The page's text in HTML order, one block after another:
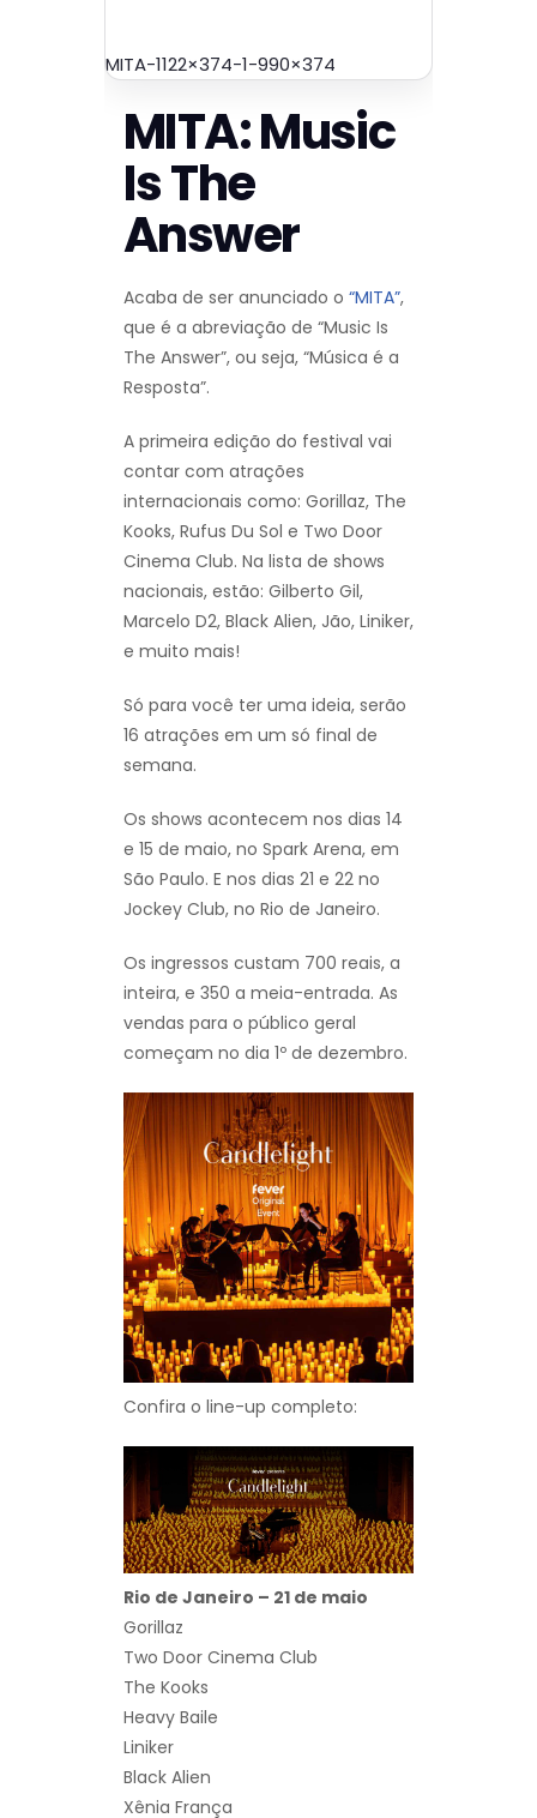
MITA-1122×374-1-990×374
MITA: Music
Is The
Answer
Acaba de ser anunciado o “MITA”,
que é a abreviação de “Music Is
The Answer”, ou seja, “Música é a
Resposta”.
A primeira edição do festival vai
contar com atrações
internacionais como: Gorillaz, The
Kooks, Rufus Du Sol e Two Door
Cinema Club. Na lista de shows
nacionais, estão: Gilberto Gil,
Marcelo D2, Black Alien, Jão, Liniker,
e muito mais!
Só para você ter uma ideia, serão
16 atrações em um só final de
semana.
Os shows acontecem nos dias 14
e 15 de maio, no Spark Arena, em
São Paulo. E nos dias 21 e 22 no
Jockey Club, no Rio de Janeiro.
Os ingressos custam 700 reais, a
inteira, e 350 a meia-entrada. As
vendas para o público geral
começam no dia 1º de dezembro.
Confira o line-up completo:
Rio de Janeiro – 21 de maio
Gorillaz
Two Door Cinema Club
The Kooks
Heavy Baile
Liniker
Black Alien
Xênia França